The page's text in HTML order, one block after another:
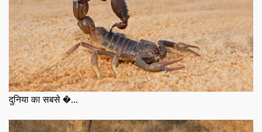
दुनिया का सबसे �...